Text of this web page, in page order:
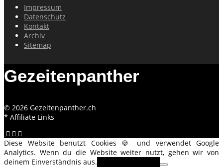
Impressum
Datenschutz
Kontakt
Archiv
Sitemap
Gezeitenpanther
© 2026 Gezeitenpanther.ch
* Affiliate Links
Diese Website benutzt Cookies 🍪 und verwendet Google
Analytics. Wenn du die Website weiter nutzt, gehen wir von
deinem Einverständnis aus.